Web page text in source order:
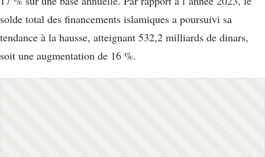
solde total des financements islamiques a poursuivi sa
tendance à la hausse, atteignant 532,2 milliards de dinars,
soit une augmentation de 16 %.